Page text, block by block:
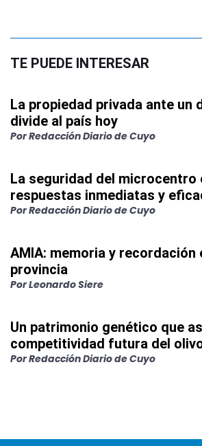
TE PUEDE INTERESAR
La propiedad privada ante un
divide al país hoy
PorRedacción Diario de Cuyo
La seguridad del microcentro
respuestas inmediatas y
PorRedacción Diario de Cuyo
AMIA: memoria y recordación
provincia
PorLeonardo Siere
Un patrimonio genético que
competitividad futura del
PorRedacción Diario de Cuyo